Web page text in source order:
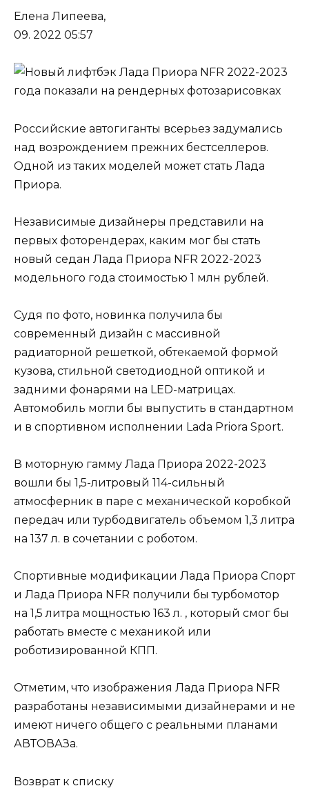
Елена Липеева,
09. 2022 05:57
Российские автогиганты всерьез задумались
над возрождением прежних бестселлеров.
Одной из таких моделей может стать Лада
Приора.
Независимые дизайнеры представили на
первых фоторендерах, каким мог бы стать
новый седан Лада Приора NFR 2022-2023
модельного года стоимостью 1 млн рублей.
Судя по фото, новинка получила бы
современный дизайн с массивной
радиаторной решеткой, обтекаемой формой
кузова, стильной светодиодной оптикой и
задними фонарями на LED-матрицах.
Автомобиль могли бы выпустить в стандартном
и в спортивном исполнении Lada Priora Sport.
В моторную гамму Лада Приора 2022-2023
вошли бы 1,5-литровый 114-сильный
атмосферник в паре с механической коробкой
передач или турбодвигатель объемом 1,3 литра
на 137 л. в сочетании с роботом.
Спортивные модификации Лада Приора Спорт
и Лада Приора NFR получили бы турбомотор
на 1,5 литра мощностью 163 л. , который смог бы
работать вместе с механикой или
роботизированной КПП.
Отметим, что изображения Лада Приора NFR
разработаны независимыми дизайнерами и не
имеют ничего общего с реальными планами
АВТОВАЗа.
Возврат к списку